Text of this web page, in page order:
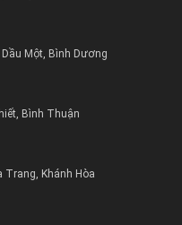
Một, Bình Dương
Bình Thuận
Trang, Khánh Hòa